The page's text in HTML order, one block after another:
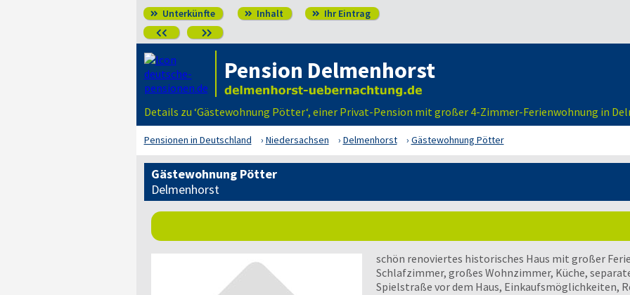
 Unterkünfte  Inhalt  Ihr Eintrag
 
Pension Delmenhorst
Details zu ‘Gästewohnung Pötter‘, einer Privat-Pension mit großer 4-Zimmer-Ferienwohnung in
Pensionen in Deutschland Niedersachsen Delmenhorst Gästewohnung Pötter
Gästewohnung Pötter
Delmenhorst
schön renoviertes historisches Haus mit großer
Schlafzimmer, großes Wohnzimmer, Küche,
Spielstraße vor dem Haus, Einkaufsmöglichkeiten,